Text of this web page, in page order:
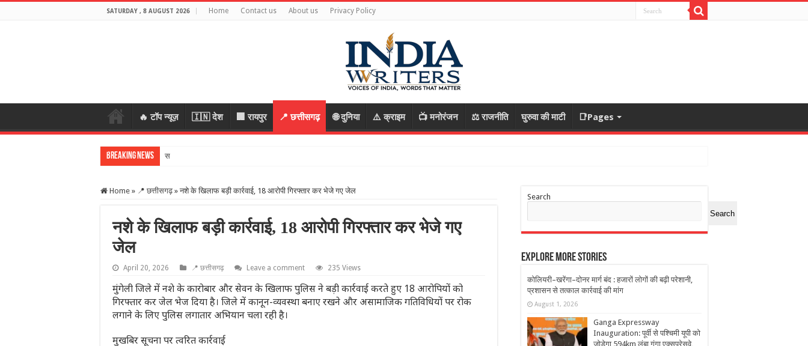
SATURDAY , 8 AUGUST 2026 Home Contact us About us Privacy Policy
🔥 टॉप न्यूज़ 🇮🇳 देश 🏢 रायपुर 📍 छत्तीसगढ़ 🌐 दुनिया ⚠️ क्राइम 📺 मनोरंजन ⚖️ राजनीति घुरुवा की माटी 📑Pages
Breaking News स्कूल में शिक्ष
Home » 📍 छत्तीसगढ़ » नशे के खिलाफ बड़ी कार्रवाई, 18 आरोपी गिरफ्तार कर भेजे गए जेल
नशे के खिलाफ बड़ी कार्रवाई, 18 आरोपी गिरफ्तार कर भेजे गए
जेल
April 20, 2026 📍 छत्तीसगढ़ Leave a comment 235 Views
मुंगेली जिले में नशे के कारोबार और सेवन के खिलाफ पुलिस ने बड़ी कार्रवाई करते हुए 18 आरोपियों को
गिरफ्तार कर जेल भेज दिया है। जिले में कानून-व्यवस्था बनाए रखने और असामाजिक गतिविधियों पर रोक
लगाने के लिए पुलिस लगातार अभियान चला रही है।
मुखबिर सूचना पर त्वरित कार्रवाई
Search
Search
Explore More Stories
कोलियरी–खरेंगा–दोनर मार्ग बंद : हजारों लोगों की बढ़ी परेशानी,
प्रशासन से तत्काल कार्रवाई की मांग
August 1, 2026
Ganga Expressway
Inauguration: पूर्वी से पश्चिमी यूपी को
जोड़ेगा 594km लंबा गंगा एक्सप्रेसवे,